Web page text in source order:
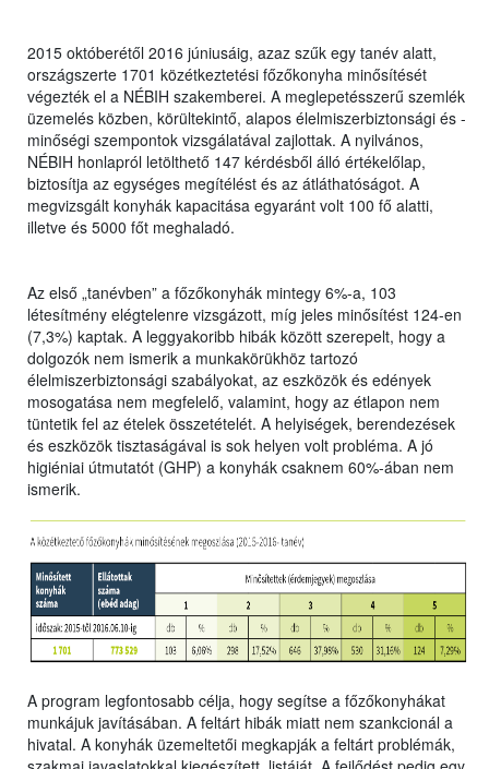
2015 októberétől 2016 júniusáig, azaz szűk egy tanév alatt,
országszerte 1701 közétkeztetési főzőkonyha minősítését
végezték el a NÉBIH szakemberei. A meglepetésszerű szemlék
üzemelés közben, körültekintő, alapos élelmiszerbiztonsági és -
minőségi szempontok vizsgálatával zajlottak. A nyilvános,
NÉBIH honlapról letölthető 147 kérdésből álló értékelőlap,
biztosítja az egységes megítélést és az átláthatóságot. A
megvizsgált konyhák kapacitása egyaránt volt 100 fő alatti,
illetve és 5000 főt meghaladó.
Az első „tanévben” a főzőkonyhák mintegy 6%-a, 103
létesítmény elégtelenre vizsgázott, míg jeles minősítést 124-en
(7,3%) kaptak. A leggyakoribb hibák között szerepelt, hogy a
dolgozók nem ismerik a munkakörükhöz tartozó
élelmiszerbiztonsági szabályokat, az eszközök és edények
mosogatása nem megfelelő, valamint, hogy az étlapon nem
tüntetik fel az ételek összetételét. A helyiségek, berendezések
és eszközök tisztaságával is sok helyen volt probléma. A jó
higiéniai útmutatót (GHP) a konyhák csaknem 60%-ában nem
ismerik.
A program legfontosabb célja, hogy segítse a főzőkonyhákat
munkájuk javításában. A feltárt hibák miatt nem szankcionál a
hivatal. A konyhák üzemeltetői megkapják a feltárt problémák,